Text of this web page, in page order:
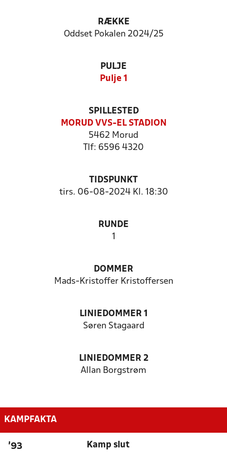
RÆKKE
Oddset Pokalen 2024/25
PULJE
Pulje 1
SPILLESTED
MORUD VVS-EL STADION
5462 Morud
Tlf: 6596 4320
TIDSPUNKT
tirs. 06-08-2024 Kl. 18:30
RUNDE
1
DOMMER
Mads-Kristoffer Kristoffersen
LINIEDOMMER 1
Søren Stagaard
LINIEDOMMER 2
Allan Borgstrøm
KAMPFAKTA
'93 Kamp slut